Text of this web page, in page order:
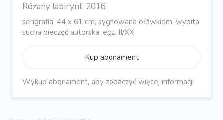
Różany labirynt, 2016
serigrafia, 44 x 61 cm, sygnowana ołówkiem, wybita
sucha pieczęć autorska, egz. II/XX
Kup abonament
Wykup abonament, aby zobaczyć więcej informacji